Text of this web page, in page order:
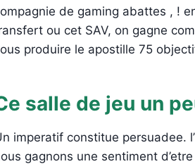
de gaming abattes , !
ou cet SAV, on gagne
produire le apostille 75
salle de jeu un
imperatif constitue persuadee.
gagnons une sentiment